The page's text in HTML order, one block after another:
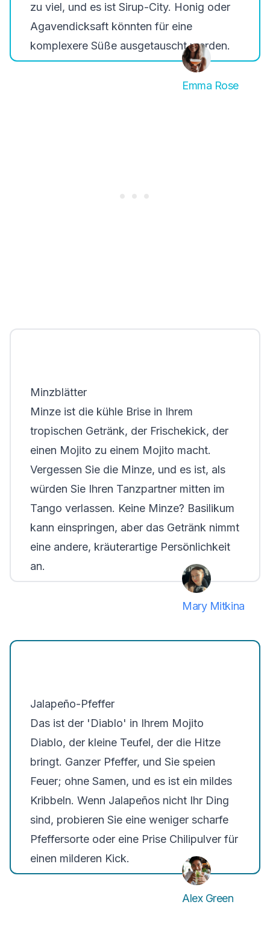
zu viel, und es ist Sirup-City. Honig oder
Agavendicksaft könnten für eine
komplexere Süße ausgetauscht werden.
Emma Rose
Minzblätter
Minze ist die kühle Brise in Ihrem
tropischen Getränk, der Frischekick, der
einen Mojito zu einem Mojito macht.
Vergessen Sie die Minze, und es ist, als
würden Sie Ihren Tanzpartner mitten im
Tango verlassen. Keine Minze? Basilikum
kann einspringen, aber das Getränk nimmt
eine andere, kräuterartige Persönlichkeit
an.
Mary Mitkina
Jalapeño-Pfeffer
Das ist der 'Diablo' in Ihrem Mojito
Diablo, der kleine Teufel, der die Hitze
bringt. Ganzer Pfeffer, und Sie speien
Feuer; ohne Samen, und es ist ein mildes
Kribbeln. Wenn Jalapeños nicht Ihr Ding
sind, probieren Sie eine weniger scharfe
Pfeffersorte oder eine Prise Chilipulver für
einen milderen Kick.
Alex Green